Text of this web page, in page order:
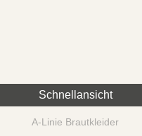
Schnellansicht
A-Linie Brautkleider